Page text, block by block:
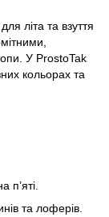
літа та взуття
У ProstoTak
кольорах та
п’яті.
та лоферів.